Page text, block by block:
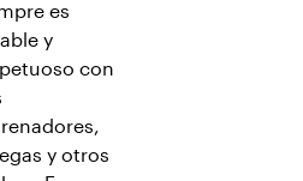
es
y
con
y otros